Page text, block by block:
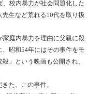
、校内暴力が社会問題化した
先生など荒れる10代を取り扱
家庭内暴力を理由に父親に殺
、昭和54年にはその事件をモ
」という映画も公開され、
た、この事件。